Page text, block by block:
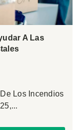
A Las
Los Incendios